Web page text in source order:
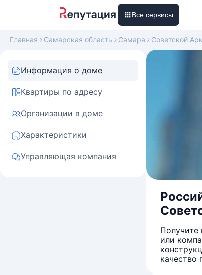
Все сервисы
Главная Самарская область Самара Советской
Информация о доме
Квартиры по адресу
Организации в доме
Характеристики
Управляющая компания
Получите
или
качество